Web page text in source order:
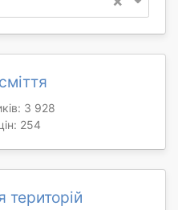
3 928
254